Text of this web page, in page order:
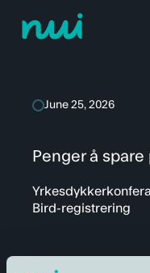
June 25, 2026
Penger å
Bird-registrering